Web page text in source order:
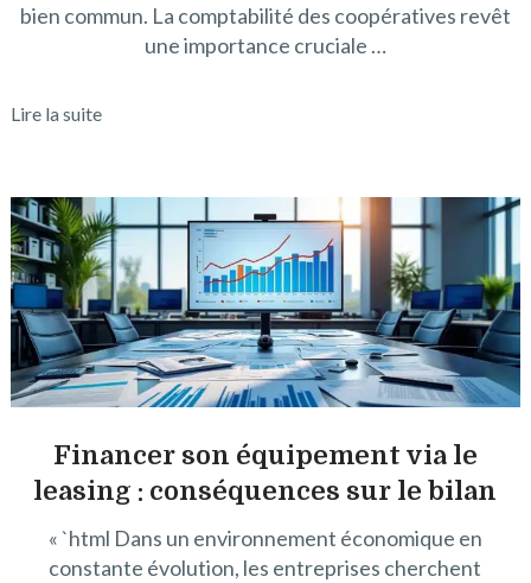
bien commun. La comptabilité des coopératives revêt
une importance cruciale …
Lire la suite
Financer son équipement via le
leasing : conséquences sur le bilan
« `html Dans un environnement économique en
constante évolution, les entreprises cherchent